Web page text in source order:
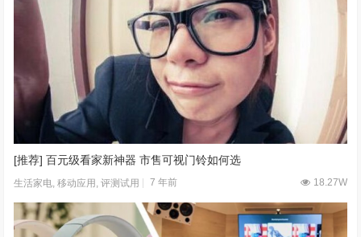
[推荐] 百元级看家新神器 市售可视门铃如何选
生活家电,移动应用 ,评测试用 7 年前 18.27W